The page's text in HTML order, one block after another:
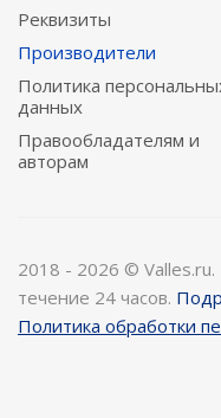
Реквизиты
Производители
Политика
данных
Правообладателям и
авторам
2018 - 2026 © Valles.ru.
течение 24 часов.
Политика обработки